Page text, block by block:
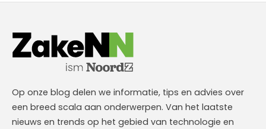
Op onze blog delen we informatie, tips en advies over
een breed scala aan onderwerpen. Van het laatste
nieuws en trends op het gebied van technologie en